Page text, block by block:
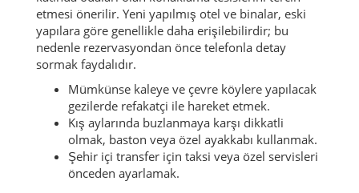
etmesi önerilir. Yeni yapılmış otel ve binalar, eski
yapılara göre genellikle daha erişilebilirdir; bu
nedenle rezervasyondan önce telefonla detay
sormak faydalıdır.
Mümkünse kaleye ve çevre köylere yapılacak
gezilerde refakatçi ile hareket etmek.
Kış aylarında buzlanmaya karşı dikkatli
olmak, baston veya özel ayakkabı kullanmak.
Şehir içi transfer için taksi veya özel servisleri
önceden ayarlamak.